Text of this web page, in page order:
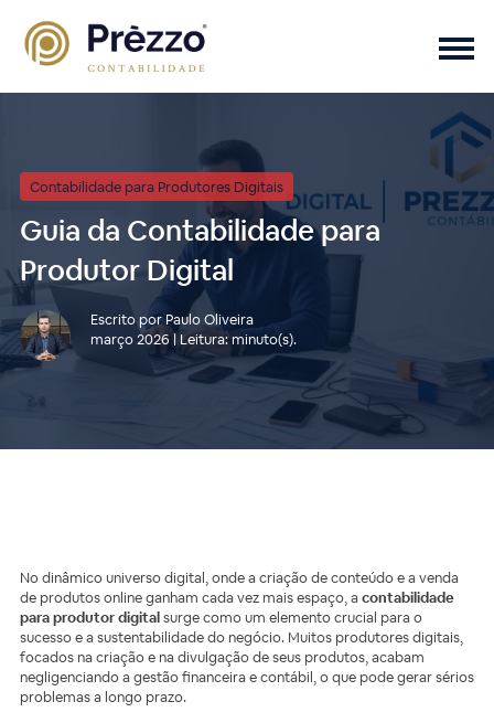
Contabilidade para Produtores Digitais
Guia da Contabilidade para
Produtor Digital
Escrito por Paulo Oliveira
março 2026 | Leitura: minuto(s).
No dinâmico universo digital, onde a criação de conteúdo e a venda
de produtos online ganham cada vez mais espaço, acontabilidade
para produtor digitalsurge como um elemento crucial para o
sucesso e a sustentabilidade do negócio. Muitos produtores digitais,
focados na criação e na divulgação de seus produtos, acabam
negligenciando a gestão financeira e contábil, o que pode gerar sérios
problemas a longo prazo.